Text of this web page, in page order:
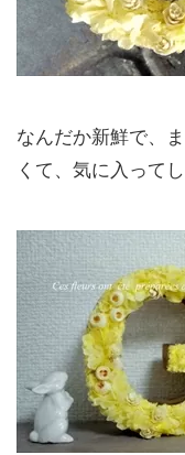
なんだか新鮮で、
くて、気に入って